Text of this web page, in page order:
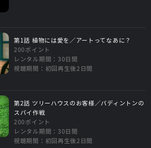
第1話 植物には愛を／アートってなあに？
200ポイント
レンタル期間：30日間
視聴期間：初回再生後2日間
第2話 ツリーハウスのお客様／パディントンの
スパイ作戦
200ポイント
レンタル期間：30日間
視聴期間：初回再生後2日間